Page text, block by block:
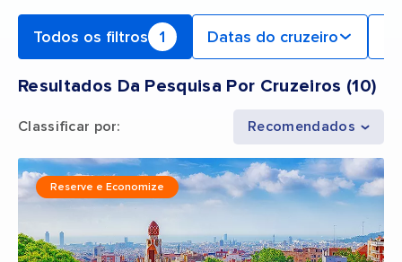
Todos os filtros 1 Datas do cruzeiro
Resultados Da Pesquisa Por Cruzeiros (10)
Classificar por: Recomendados
Reserve e Economize